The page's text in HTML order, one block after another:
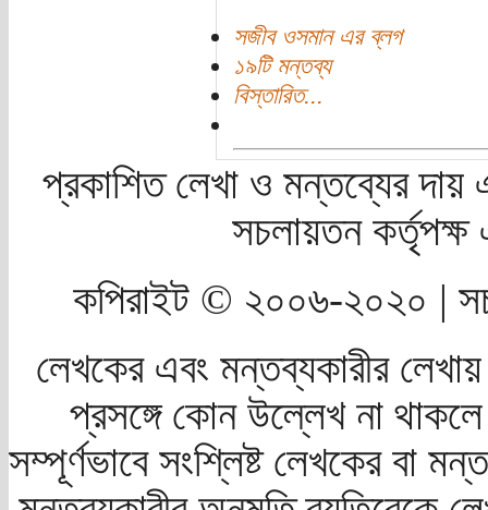
সজীব ওসমান এর ব্লগ
১৯টি মন্তব্য
বিস্তারিত...
প্রকাশিত লেখা ও মন্তব্যের দায়
সচলায়তন
কপিরাইট © ২০০৬-২০২০ |
লেখকের এবং মন্তব্যকারীর
প্রসঙ্গে কোন উল্লেখ না
সম্পূর্ণভাবে সংশ্লিষ্ট লেখকের বা